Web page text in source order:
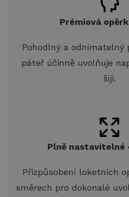
Prémiová
Pohodlný a odnímatelný
páteř účinně uvolňuje
šíji.
Plně nastavitelné
Přizpůsobení loketních
směrech pro dokonalé